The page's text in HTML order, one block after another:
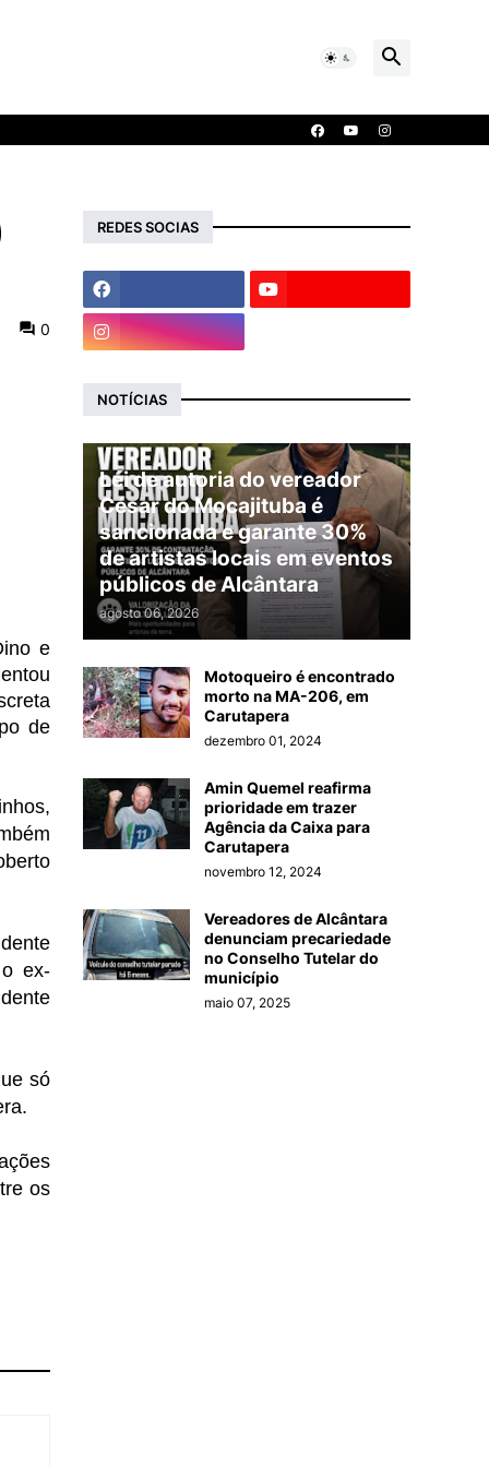
0
e
de
ex-
só
os
REDES SOCIAS
NOTÍCIAS
Lei de autoria do vereador
César do Mocajituba é
sancionada e garante 30%
de artistas locais em eventos
públicos de Alcântara
agosto 06, 2026
Motoqueiro é encontrado
morto na MA-206, em
Carutapera
dezembro 01, 2024
Amin Quemel reafirma
prioridade em trazer
Agência da Caixa para
Carutapera
novembro 12, 2024
Vereadores de Alcântara
denunciam precariedade
no Conselho Tutelar do
município
maio 07, 2025